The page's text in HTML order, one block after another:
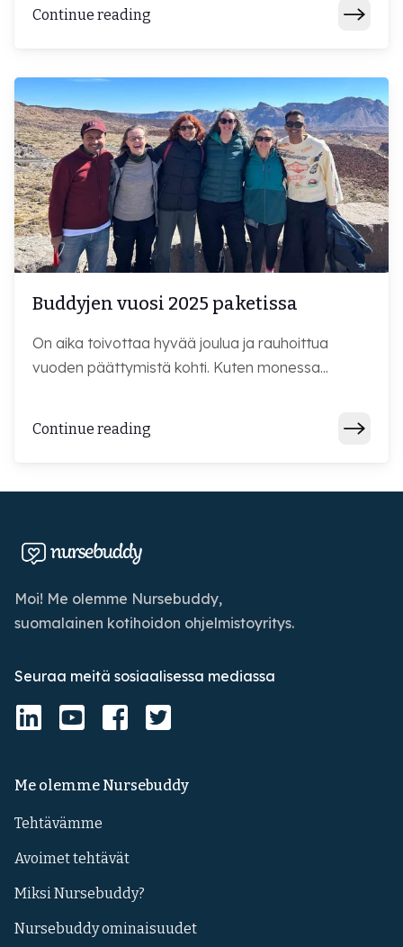
Continue reading
Buddyjen vuosi 2025 paketissa
On aika toivottaa hyvää joulua ja rauhoittua
vuoden päättymistä kohti. Kuten monessa...
Continue reading
Moi! Me olemme Nursebuddy,
suomalainen kotihoidon ohjelmistoyritys.
Seuraa meitä sosiaalisessa mediassa
Me olemme Nursebuddy
Tehtävämme
Avoimet tehtävät
Miksi Nursebuddy?
Nursebuddy ominaisuudet